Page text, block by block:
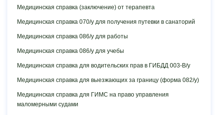
Медицинская справка (заключение) от терапевта
Медицинская справка 070/у для получения путевки в санаторий
Медицинская справка 086/у для работы
Медицинская справка 086/у для учебы
Медицинская справка для водительских прав в ГИБДД 003-В/у
Медицинская справка для выезжающих за границу (форма 082/у)
Медицинская справка для ГИМС на право управления
маломерными судами